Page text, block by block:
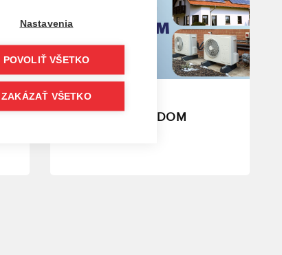
23. 09. 2025 | Blog
Dotácia OBNOV DOM
Nastavenia
POVOLIŤ VŠETKO
ZAKÁZAŤ VŠETKO